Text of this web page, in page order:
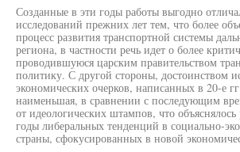
Созданные в эти годы работы выгодно
исследований прежних лет тем, что более
процесс развития транспортной системы
региона, в частности речь идет о более
проводившуюся царским правительством
политику. С другой стороны, достоинством
экономических очерков, написанных в 20-е
наименьшая, в сравнении с последующим
от идеологических штампов, что
годы либеральных тенденций в социально-
страны, сфокусированных в новой